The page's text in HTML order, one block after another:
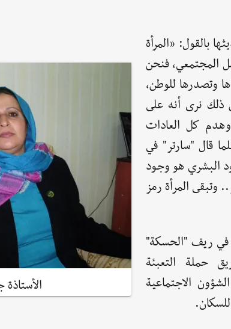
بالقول: «المرأة
المجتمعي، فنحن
وتصدرها للوطن،
ذلك نرى أنه على
كل العادات
قال "سارتر" في
البشري هو وجود
وتبقى المرأة رمز
في ريف "الحسكة"
حملة التعبئة
الاجتماعية